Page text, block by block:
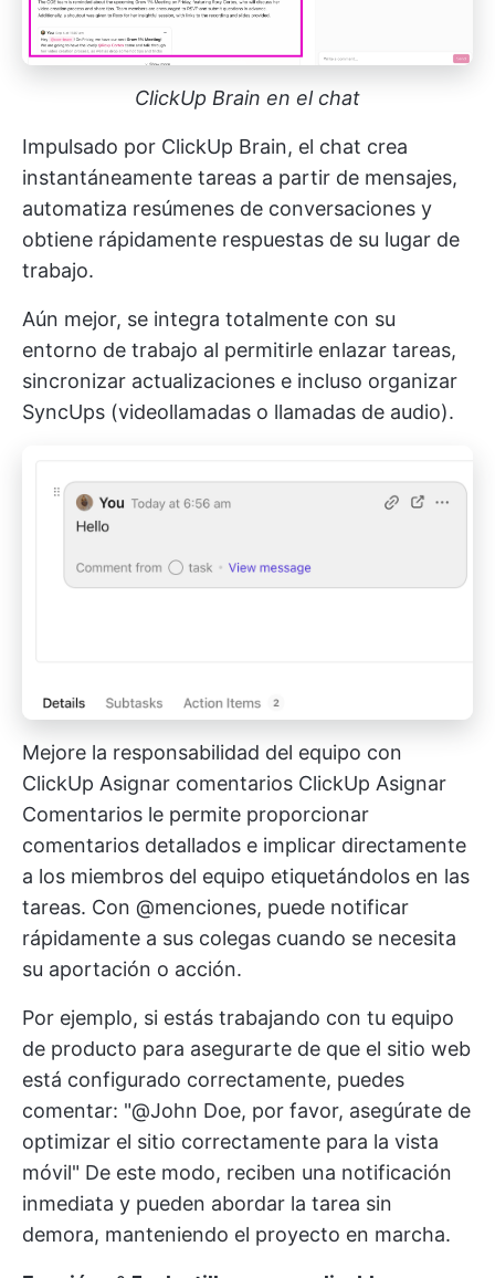
ClickUp Brain en el chat
Impulsado por ClickUp Brain, el chat crea
instantáneamente tareas a partir de mensajes,
automatiza resúmenes de conversaciones y
obtiene rápidamente respuestas de su lugar de
trabajo.
Aún mejor, se integra totalmente con su
entorno de trabajo al permitirle enlazar tareas,
sincronizar actualizaciones e incluso organizar
SyncUps (videollamadas o llamadas de audio).
Mejore la responsabilidad del equipo con
ClickUp Asignar comentarios ClickUp Asignar
Comentarios le permite proporcionar
comentarios detallados e implicar directamente
a los miembros del equipo etiquetándolos en las
tareas. Con @menciones, puede notificar
rápidamente a sus colegas cuando se necesita
su aportación o acción.
Por ejemplo, si estás trabajando con tu equipo
de producto para asegurarte de que el sitio web
está configurado correctamente, puedes
comentar: "@John Doe, por favor, asegúrate de
optimizar el sitio correctamente para la vista
móvil" De este modo, reciben una notificación
inmediata y pueden abordar la tarea sin
demora, manteniendo el proyecto en marcha.